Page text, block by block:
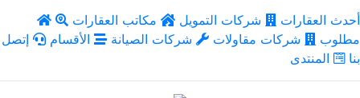
أحدث العقارات شركات التمويل
مكاتب العقارات
مطلوب
شركات مقاولات شركات الصيانة الأقسام
إتصل
بنا
المنتدى